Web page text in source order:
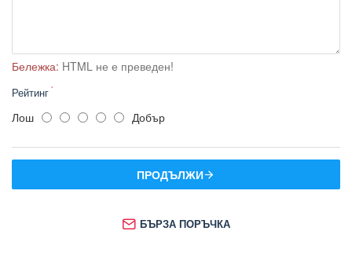
Бележка: HTML не е преведен!
Рейтинг
Лош Добър
ПРОДЪЛЖИ
БЪРЗА ПОРЪЧКА